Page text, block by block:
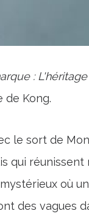
:
de Kong.
le sort de
qui réunissent
où
des vagues